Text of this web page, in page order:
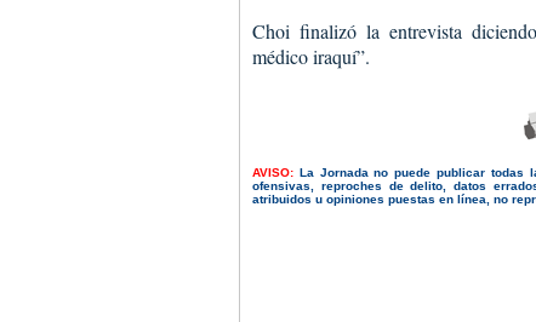
Choi finalizó la entrevista
médico iraquí”.
AVISO: La Jornada no puede publicar todas
ofensivas, reproches de delito, datos
atribuidos u opiniones puestas en línea, no